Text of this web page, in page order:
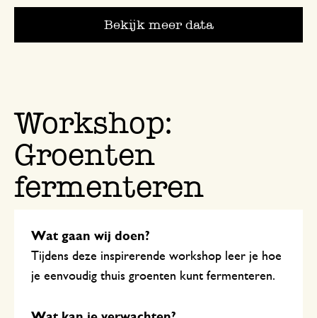
Bekijk meer data
Workshop:
Groenten
fermenteren
Wat gaan wij doen?
Tijdens deze inspirerende workshop leer je hoe
je eenvoudig thuis groenten kunt fermenteren.